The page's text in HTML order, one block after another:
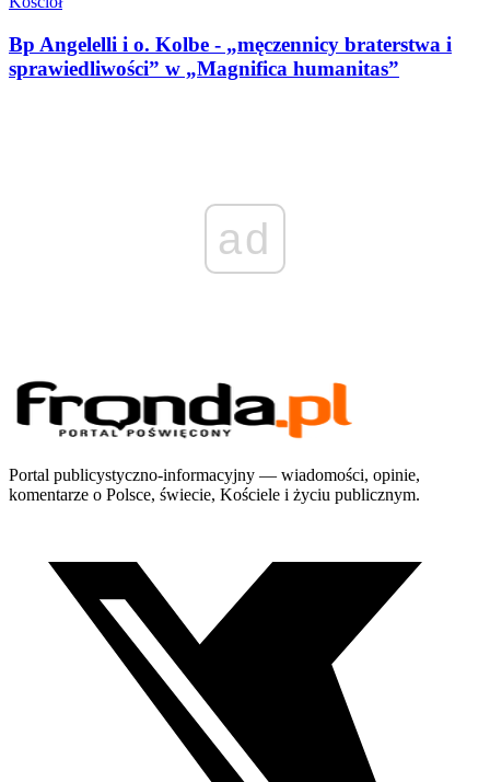
Bp Angelelli i o. Kolbe - „męczennicy braterstwa i
sprawiedliwości” w „Magnifica humanitas”
ad
Portal publicystyczno-informacyjny — wiadomości, opinie,
komentarze o Polsce, świecie, Kościele i życiu publicznym.